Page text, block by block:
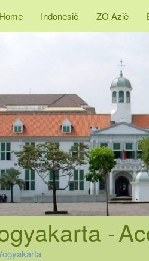
Home Indonesië ZO Azië
-